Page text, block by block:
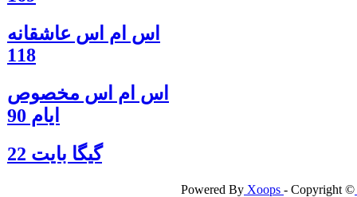
اس ام اس عاشقانه
118
اس ام اس مخصوص
ایام 90
گيگا بايت 22
Powered By Xoops - Copyright ©